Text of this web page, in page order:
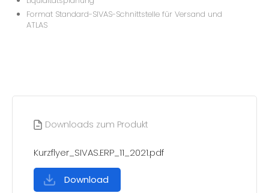
Format Standard-SIVAS-Schnittstelle für Versand und
ATLAS
Downloads zum Produkt
Kurzflyer_SIVAS.ERP_11_2021.pdf
Download